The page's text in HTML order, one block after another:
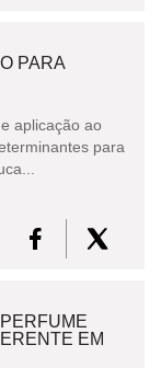
PARA
aplicação ao
para
EM